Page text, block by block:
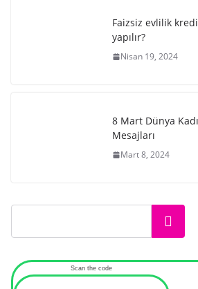
Faizsiz evlilik
yapılır?
Nisan 19, 2024
8 Mart Dünya
Mesajları
Mart 8, 2024
Ara
Scan the code